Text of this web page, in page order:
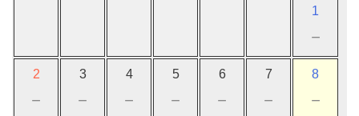
1
－
2
－
3
－
4
－
5
－
6
－
7
－
8
－